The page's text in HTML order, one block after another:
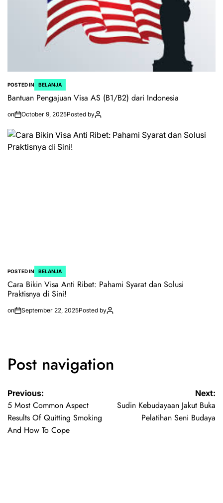
POSTED IN BELANJA
Bantuan Pengajuan Visa AS (B1/B2) dari Indonesia
on October 9, 2025Posted by
POSTED IN BELANJA
Cara Bikin Visa Anti Ribet: Pahami Syarat dan Solusi
Praktisnya di Sini!
on September 22, 2025Posted by
Post navigation
Previous:
5 Most Common Aspect
Results Of Quitting Smoking
And How To Cope
Next:
Sudin Kebudayaan Jakut Buka
Pelatihan Seni Budaya